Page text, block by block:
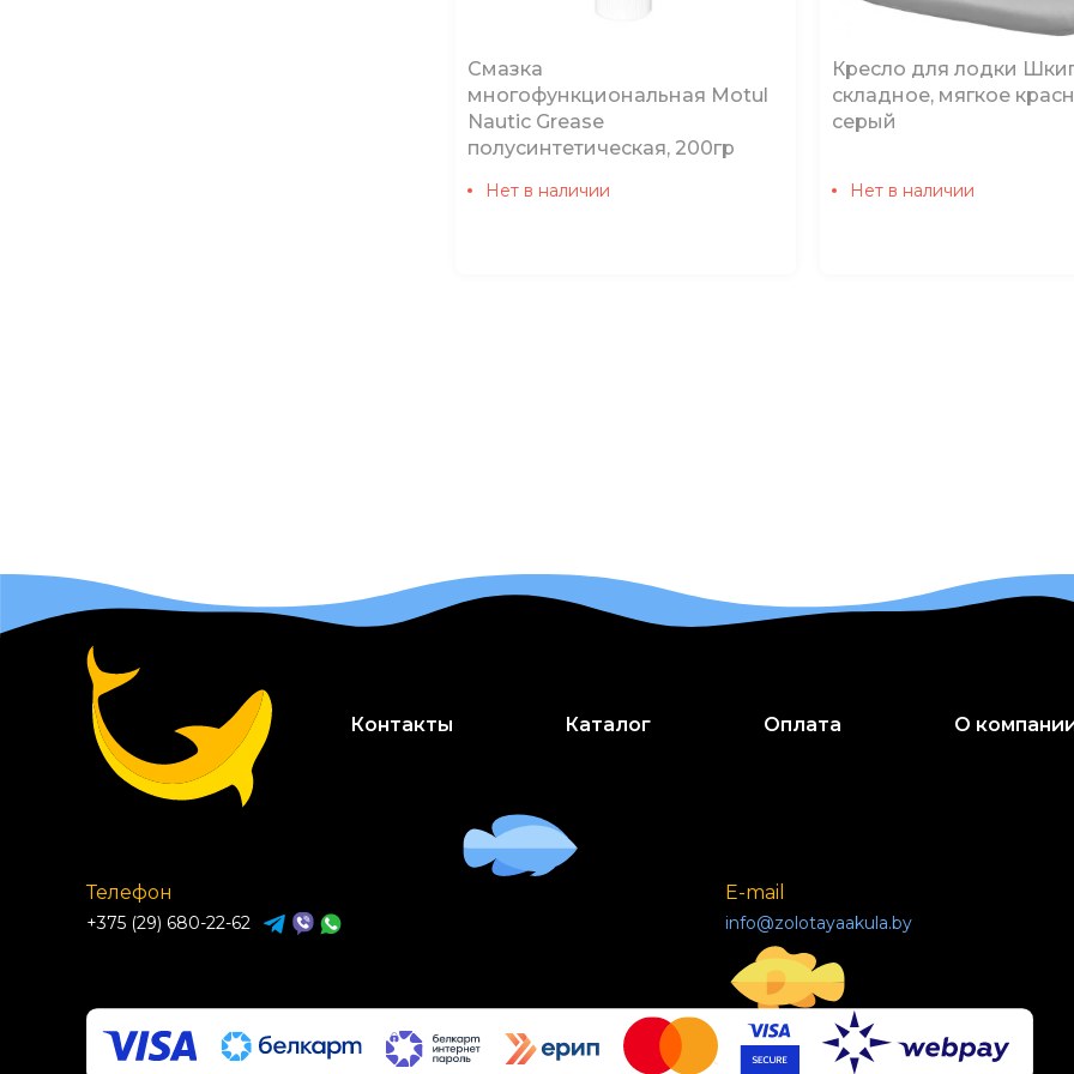
Смазка
многофункциональная Motul
Nautic Grease
полусинтетическая, 200гр
Нет в наличии
Кресло для лодки
складное, мягкое
серый
Нет в наличии
Контакты Каталог Оплата О
Телефон
+375 (29) 680-22-62
E-mail
info@zolotayaakula.by